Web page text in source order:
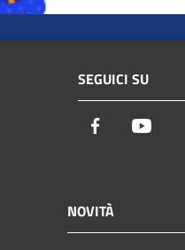
SEGUICI SU
Facebook
NOVITÀ